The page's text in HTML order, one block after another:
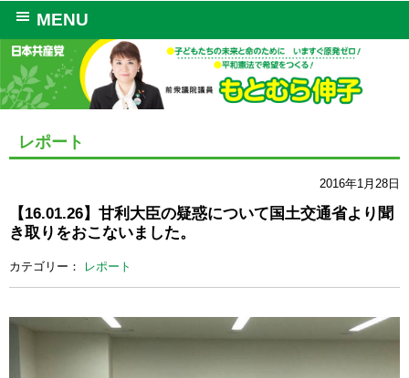
MENU
レポート
2016年1月28日
【16.01.26】甘利大臣の疑惑について国土交通省より聞
き取りをおこないました。
カテゴリー： レポート